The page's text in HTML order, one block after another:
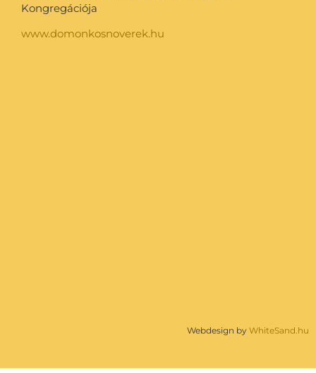
Kongregációja
www.domonkosnoverek.hu
Webdesign by WhiteSand.hu